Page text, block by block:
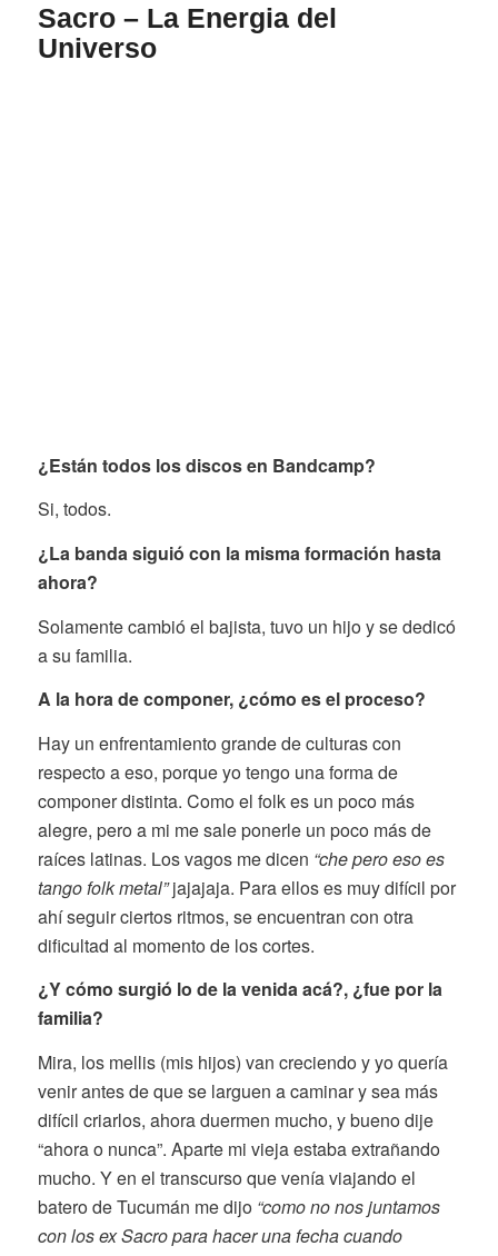
Sacro – La Energia del
Universo
¿Están todos los discos en Bandcamp?
Si, todos.
¿La banda siguió con la misma formación hasta
ahora?
Solamente cambió el bajista, tuvo un hijo y se dedicó
a su familia.
A la hora de componer, ¿cómo es el proceso?
Hay un enfrentamiento grande de culturas con
respecto a eso, porque yo tengo una forma de
componer distinta. Como el folk es un poco más
alegre, pero a mi me sale ponerle un poco más de
raíces latinas. Los vagos me dicen “che pero eso es
tango folk metal”jajajaja. Para ellos es muy difícil por
ahí seguir ciertos ritmos, se encuentran con otra
dificultad al momento de los cortes.
¿Y cómo surgió lo de la venida acá?, ¿fue por la
familia?
Mira, los mellis (mis hijos) van creciendo y yo quería
venir antes de que se larguen a caminar y sea más
difícil criarlos, ahora duermen mucho, y bueno dije
“ahora o nunca”. Aparte mi vieja estaba extrañando
mucho. Y en el transcurso que venía viajando el
batero de Tucumán me dijo “como no nos juntamos
con los ex Sacro para hacer una fecha cuando